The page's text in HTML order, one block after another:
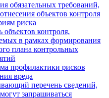
обязательных требований,
объектов контроля
риска
объектов контроля,
в рамках формирования
плана контрольных
профилактики рисков
вреда
перечень сведений,
запрашиваться